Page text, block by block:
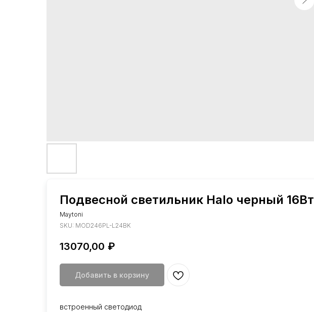
Подвесной светильник Halo черный 16Вт
Maytoni
SKU: MOD246PL-L24BK
13070,00 ₽
Добавить в корзину
встроенный светодиод